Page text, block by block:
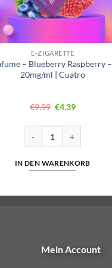
E-ZIGARETTE
– Blueberry Raspberry –
20mg/ml | Cuatro
€9,99 Ursprünglicher
Preis
€4,39Aktueller
IN DEN WARENKORB
Mein Account